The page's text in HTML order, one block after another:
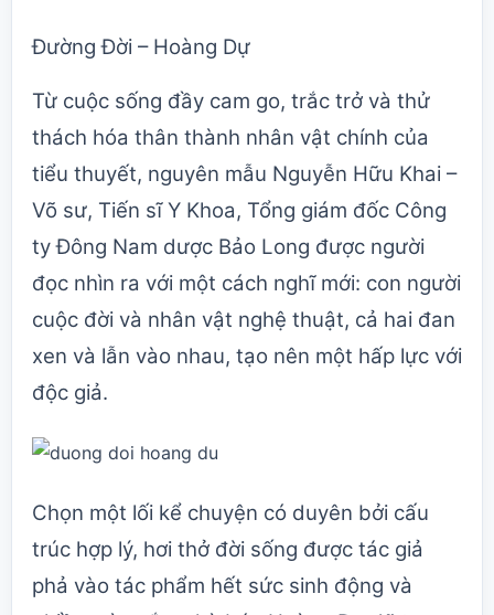
Đường Đời – Hoàng Dự
Từ cuộc sống đầy cam go, trắc trở và thử
thách hóa thân thành nhân vật chính của
tiểu thuyết, nguyên mẫu Nguyễn Hữu Khai –
Võ sư, Tiến sĩ Y Khoa, Tổng giám đốc Công
ty Đông Nam dược Bảo Long được người
đọc nhìn ra với một cách nghĩ mới: con người
cuộc đời và nhân vật nghệ thuật, cả hai đan
xen và lẫn vào nhau, tạo nên một hấp lực với
độc giả.
Chọn một lối kể chuyện có duyên bởi cấu
trúc hợp lý, hơi thở đời sống được tác giả
phả vào tác phẩm hết sức sinh động và